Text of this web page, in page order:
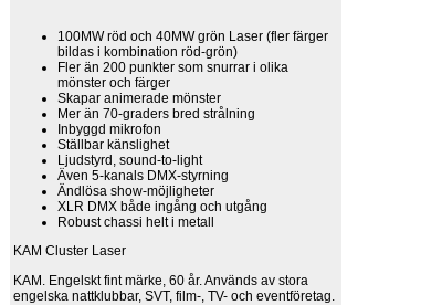
100MW röd och 40MW grön Laser (fler färger
bildas i kombination röd-grön)
Fler än 200 punkter som snurrar i olika
mönster och färger
Skapar animerade mönster
Mer än 70-graders bred strålning
Inbyggd mikrofon
Ställbar känslighet
Ljudstyrd, sound-to-light
Även 5-kanals DMX-styrning
Ändlösa show-möjligheter
XLR DMX både ingång och utgång
Robust chassi helt i metall
KAM Cluster Laser
KAM. Engelskt fint märke, 60 år. Används av stora
engelska nattklubbar, SVT, film-, TV- och eventföretag.